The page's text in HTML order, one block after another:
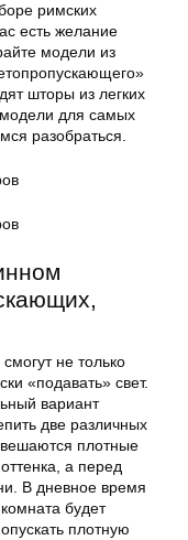
римских
есть желание
модели из
шторы из легких
для самых
разобраться.
смогут не только
«подавать» свет.
вариант
две различных
плотные
а перед
В дневное время
будет
плотную